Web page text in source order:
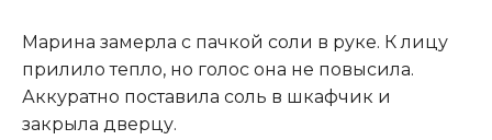
Марина замерла с пачкой соли в руке. К лицу
прилило тепло, но голос она не повысила.
Аккуратно поставила соль в шкафчик и
закрыла дверцу.